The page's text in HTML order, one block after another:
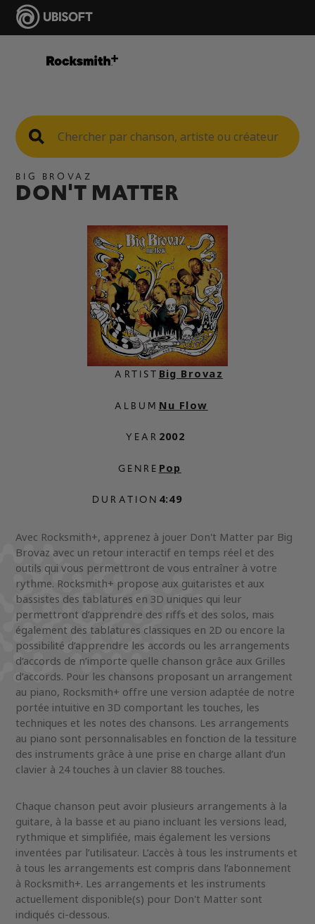
BIG BROVAZ
DON'T MATTER
ARTIST
ALBUM
YEAR
GENRE
DURATION
Big Brovaz
Nu Flow
2002
Pop
4:49
Avec Rocksmith+, apprenez à jouer Don't Matter par Big
Brovaz avec un retour interactif en temps réel et des
outils qui vous permettront de vous entraîner à votre
rythme. Rocksmith+ propose aux guitaristes et aux
bassistes des tablatures en 3D uniques qui leur
permettront d’apprendre des riffs et des solos, mais
également des tablatures classiques en 2D ou encore la
possibilité d’apprendre les accords ou les arrangements
d’accords de n’importe quelle chanson grâce aux Grilles
d’accords. Pour les chansons proposant un arrangement
au piano, Rocksmith+ offre une version adaptée de notre
portée intuitive en 3D comportant les touches, les
techniques et les notes des chansons. Les arrangements
au piano sont personnalisables en fonction de la tessiture
des instruments grâce à une prise en charge allant d’un
clavier à 24 touches à un clavier 88 touches.
Chaque chanson peut avoir plusieurs arrangements à la
guitare, à la basse et au piano incluant les versions lead,
rythmique et simplifiée, mais également les versions
inventées par l’utilisateur. L’accès à tous les instruments et
à tous les arrangements est compris dans l’abonnement
à Rocksmith+. Les arrangements et les instruments
actuellement disponible(s) pour Don't Matter sont
indiqués ci-dessous.